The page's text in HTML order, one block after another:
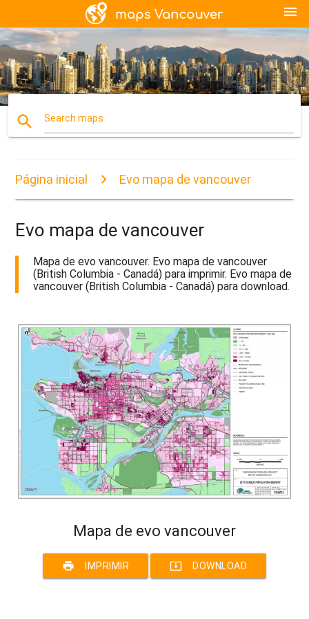
menu
search Search maps
Página inicial Evo mapa de vancouver
Evo mapa de vancouver
Mapa de evo vancouver. Evo mapa de vancouver
(British Columbia - Canadá) para imprimir. Evo mapa de
vancouver (British Columbia - Canadá) para download.
Mapa de evo vancouver
print IMPRIMIR system_update_alt DOWNLOAD